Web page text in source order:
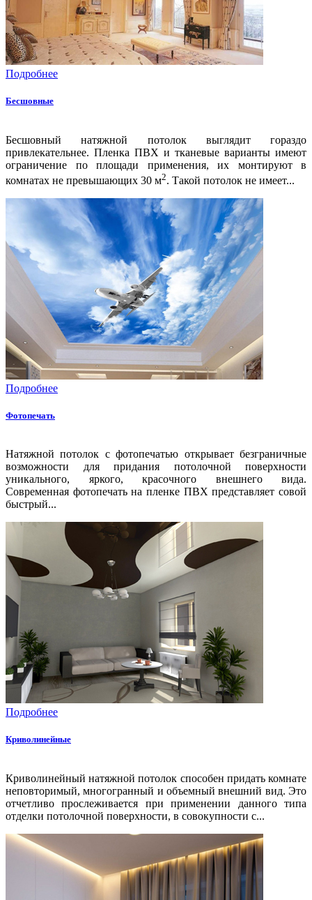
Подробнее
Бесшовные
Бесшовный натяжной потолок выглядит гораздо
привлекательнее. Пленка ПВХ и тканевые варианты имеют
ограничение по площади применения, их монтируют в
комнатах не превышающих 30 м2. Такой потолок не имеет...
Подробнее
Фотопечать
Натяжной потолок с фотопечатью открывает безграничные
возможности для придания потолочной поверхности
уникального, яркого, красочного внешнего вида.
Современная фотопечать на пленке ПВХ представляет совой
быстрый...
Подробнее
Криволинейные
Криволинейный натяжной потолок способен придать комнате
неповторимый, многогранный и объемный внешний вид. Это
отчетливо прослеживается при применении данного типа
отделки потолочной поверхности, в совокупности с...